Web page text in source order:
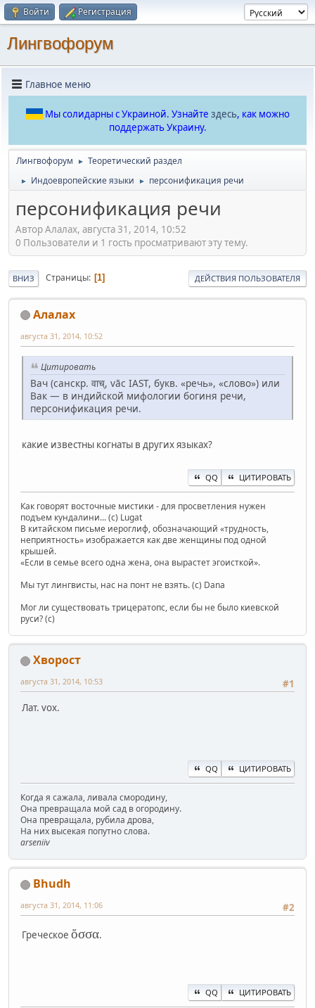
Войти Регистрация
Лингвофорум
Главное меню
Мы солидарны с Украиной. Узнайте здесь, как можно
поддержать Украину.
Лингвофорум ► Теоретический раздел
► Индоевропейские языки ► персонификация речи
персонификация речи
Автор Алалах, августа 31, 2014, 10:52
0 Пользователи и 1 гость просматривают эту тему.
ВНИЗ Страницы 1 ДЕЙСТВИЯ ПОЛЬЗОВАТЕЛЯ
Алалах
августа 31, 2014, 10:52
Цитировать
Вач (санскр. वाच्, vāc IAST, букв. «речь», «слово») или
Вак — в индийской мифологии богиня речи,
персонификация речи.
какие известны когнаты в других языках?
QQ ЦИТИРОВАТЬ
Как говорят восточные мистики - для просветления нужен
подъем кундалини... (с) Lugat
В китайском письме иероглиф, обозначающий «трудность,
неприятность» изображается как две женщины под одной
крышей.
«Если в семье всего одна жена, она вырастет эгоисткой».
Мы тут лингвисты, нас на понт не взять. (с) Dana
Мог ли существовать трицератопс, если бы не было киевской
руси? (с)
Хворост
#1
августа 31, 2014, 10:53
Лат. vox.
QQ ЦИТИРОВАТЬ
Когда я сажала, ливала смородину,
Она превращала мой сад в огородину.
Она превращала, рубила дрова,
На них высекая попутно слова.
arseniiv
Bhudh
#2
августа 31, 2014, 11:06
Греческое ὄσσα.
QQ ЦИТИРОВАТЬ